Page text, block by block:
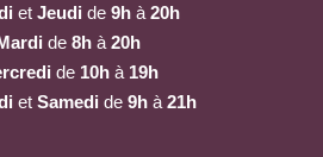
et Jeudi de 9h à 20h
de 8h à 20h
de 10h à 19h
et Samedi de 9h à 21h